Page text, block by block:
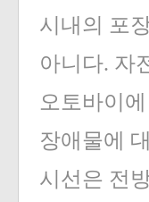
시내의 포
아니다. 자
오토바이
장애물에
시선은 전